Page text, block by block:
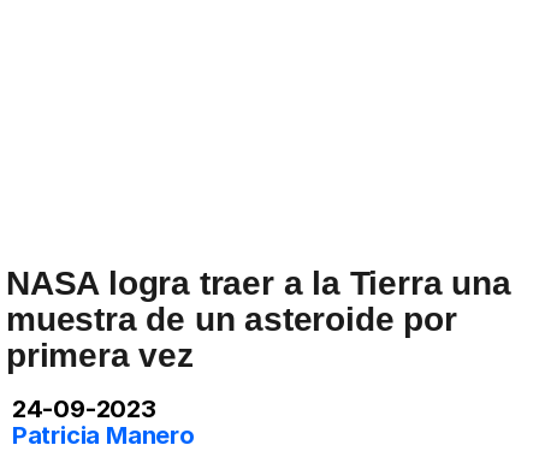
NASA logra traer a la Tierra una
muestra de un asteroide por
primera vez
24-09-2023
Patricia Manero